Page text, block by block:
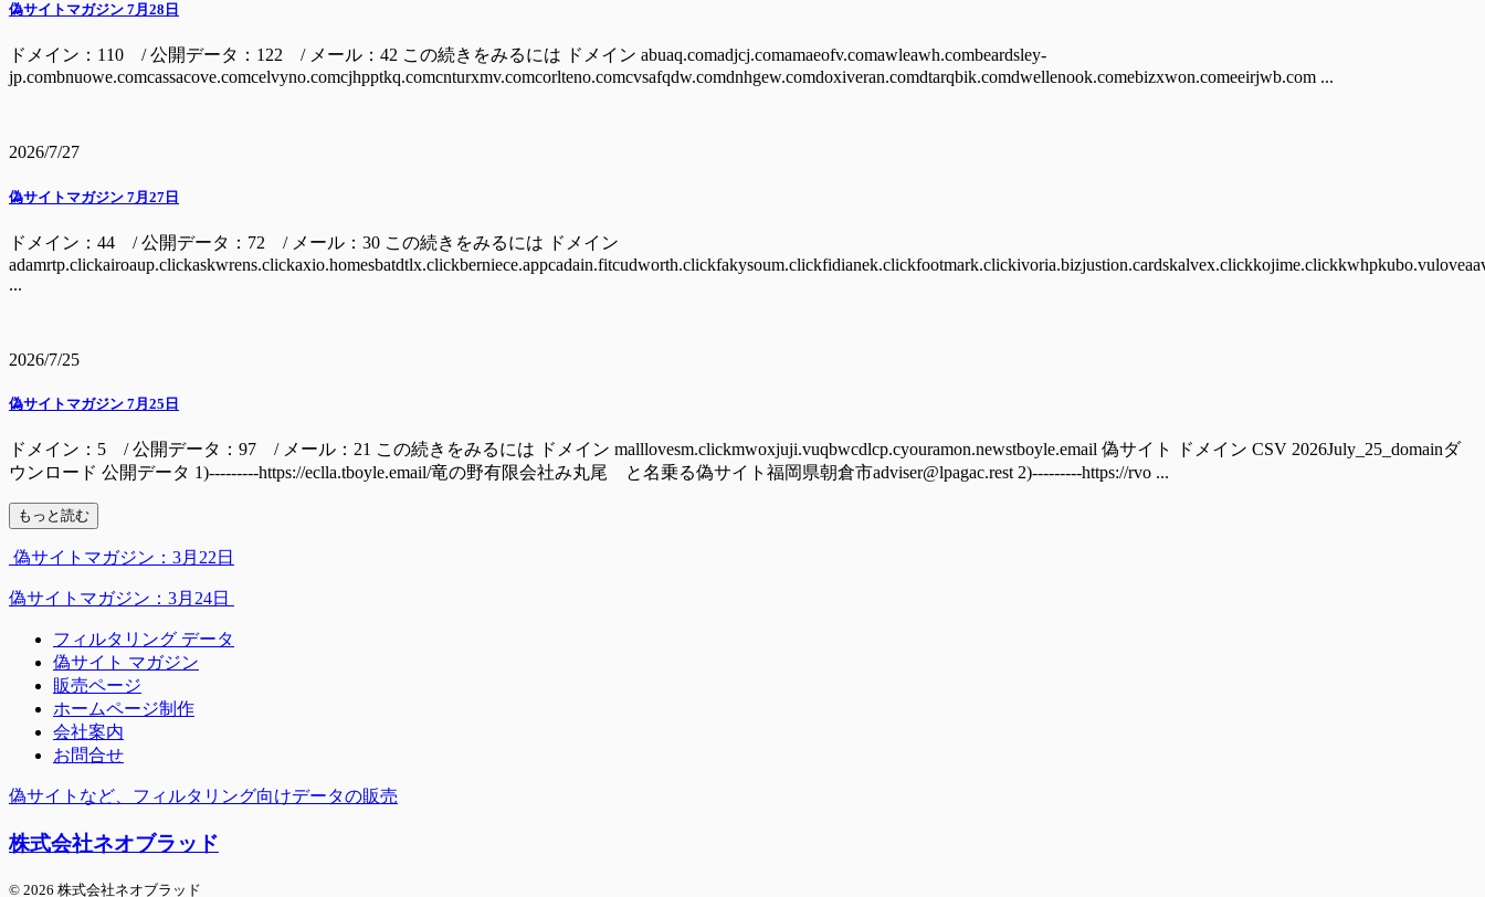
偽サイトマガジン 7月28日
ドメイン：110 / 公開データ：122 / メール：42 この続きをみるには ドメイン abuaq.comadjcj.comamaeofv.comawleawh.combeardsley-
jp.combnuowe.comcassacove.comcelvyno.comcjhpptkq.comcnturxmv.comcorlteno.comcvsafqdw.comdnhgew.comdoxiveran.comdtarqbik.comdwellenook.comebizxwon.comeeirjwb.com ...
2026/7/27
偽サイトマガジン 7月27日
ドメイン：44 / 公開データ：72 / メール：30 この続きをみるには ドメイン
...
2026/7/25
偽サイトマガジン 7月25日
ドメイン：5 / 公開データ：97 / メール：21 この続きをみるには ドメイン malllovesm.clickmwoxjuji.vuqbwcdlcp.cyouramon.newstboyle.email 偽サイト ドメイン CSV 2026July_25_domainダ
ウンロード 公開データ 1)---------https://eclla.tboyle.email/竜の野有限会社み丸尾 と名乗る偽サイト福岡県朝倉市adviser@lpagac.rest 2)---------https://rvo ...
もっと読む
偽サイトマガジン：3月22日
偽サイトマガジン：3月24日
フィルタリング データ
偽サイト マガジン
販売ページ
ホームページ制作
会社案内
お問合せ
偽サイトなど、フィルタリング向けデータの販売
株式会社ネオブラッド
© 2026 株式会社ネオブラッド